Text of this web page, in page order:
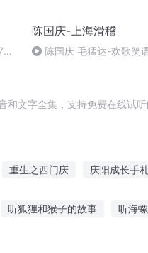
陈国庆-上海滑稽
陈国庆 毛猛达-欢歌笑
文字全集，支持免费在线试听
重生之西门庆 庆阳成长手
听狐狸和猴子的故事 听海